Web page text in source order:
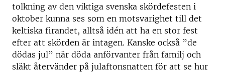
tolkning av den viktiga svenska skördefesten i
oktober kunna ses som en motsvarighet till det
keltiska firandet, alltså idén att ha en stor fest
efter att skörden är intagen. Kanske också ”de
dödas jul” när döda anförvanter från familj och
släkt återvänder på julaftonsnatten för att se hur